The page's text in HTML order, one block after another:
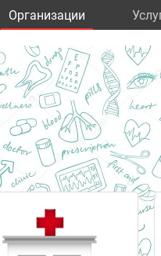
Организации